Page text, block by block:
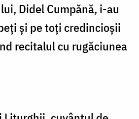
Didel Cumpănă, i-au
şi pe toţi credincioşii
recitalul cu rugăciunea